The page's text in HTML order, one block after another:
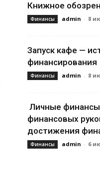
Книжное
Финансы admin - 8
Запуск кафе —
финансирования
Финансы admin - 8
Личные
финансовых
достижения
Финансы admin - 6